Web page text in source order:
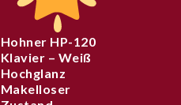
Hohner HP-120
Klavier – Weiß
Hochglanz
Makelloser